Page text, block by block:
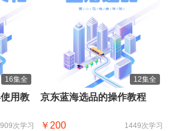
16集全
用教
次学习
12集全
京东蓝海选品的操作教程
￥200 1449次学习